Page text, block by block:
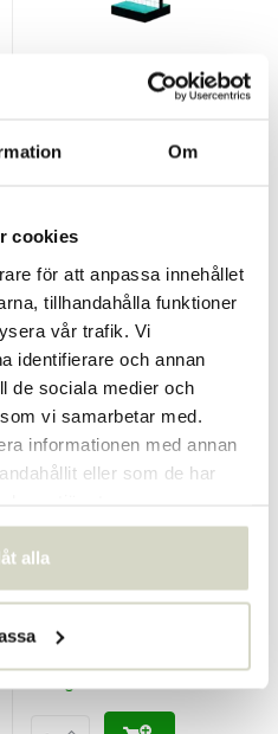
Om
cookies
för att anpassa innehållet
tillhandahålla funktioner
vår trafik. Vi
identifierare och annan
de sociala medier och
vi samarbetar med.
informationen med annan
eller som de har
alla
Supershelf blått gallerskåp
€790,00
SALE 10%
Supershelf blått rutnät
€1.250,00
Inkl. moms